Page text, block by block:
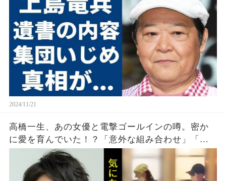
2024/11/21
高橋一生、あの女優と電撃ゴールインの噂。密か
に愛を育んでいた！？「意外な組み合わせ」「応
援したくなります」